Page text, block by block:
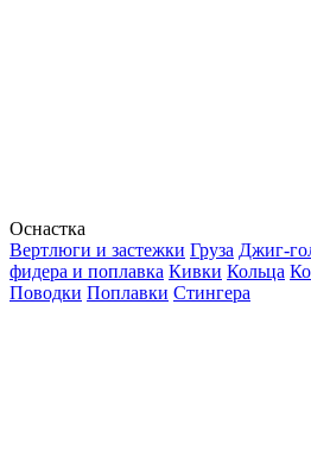
Оснастка
Вертлюги и застежки Груза Джиг-
фидера и поплавка Кивки Кольца
Поводки Поплавки Стингера